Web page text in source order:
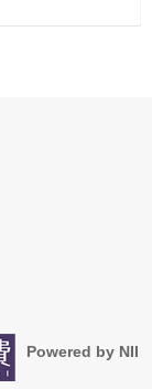
Powered by NII